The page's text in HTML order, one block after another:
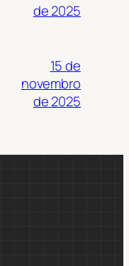
de 2025
15 de
novembro
de 2025